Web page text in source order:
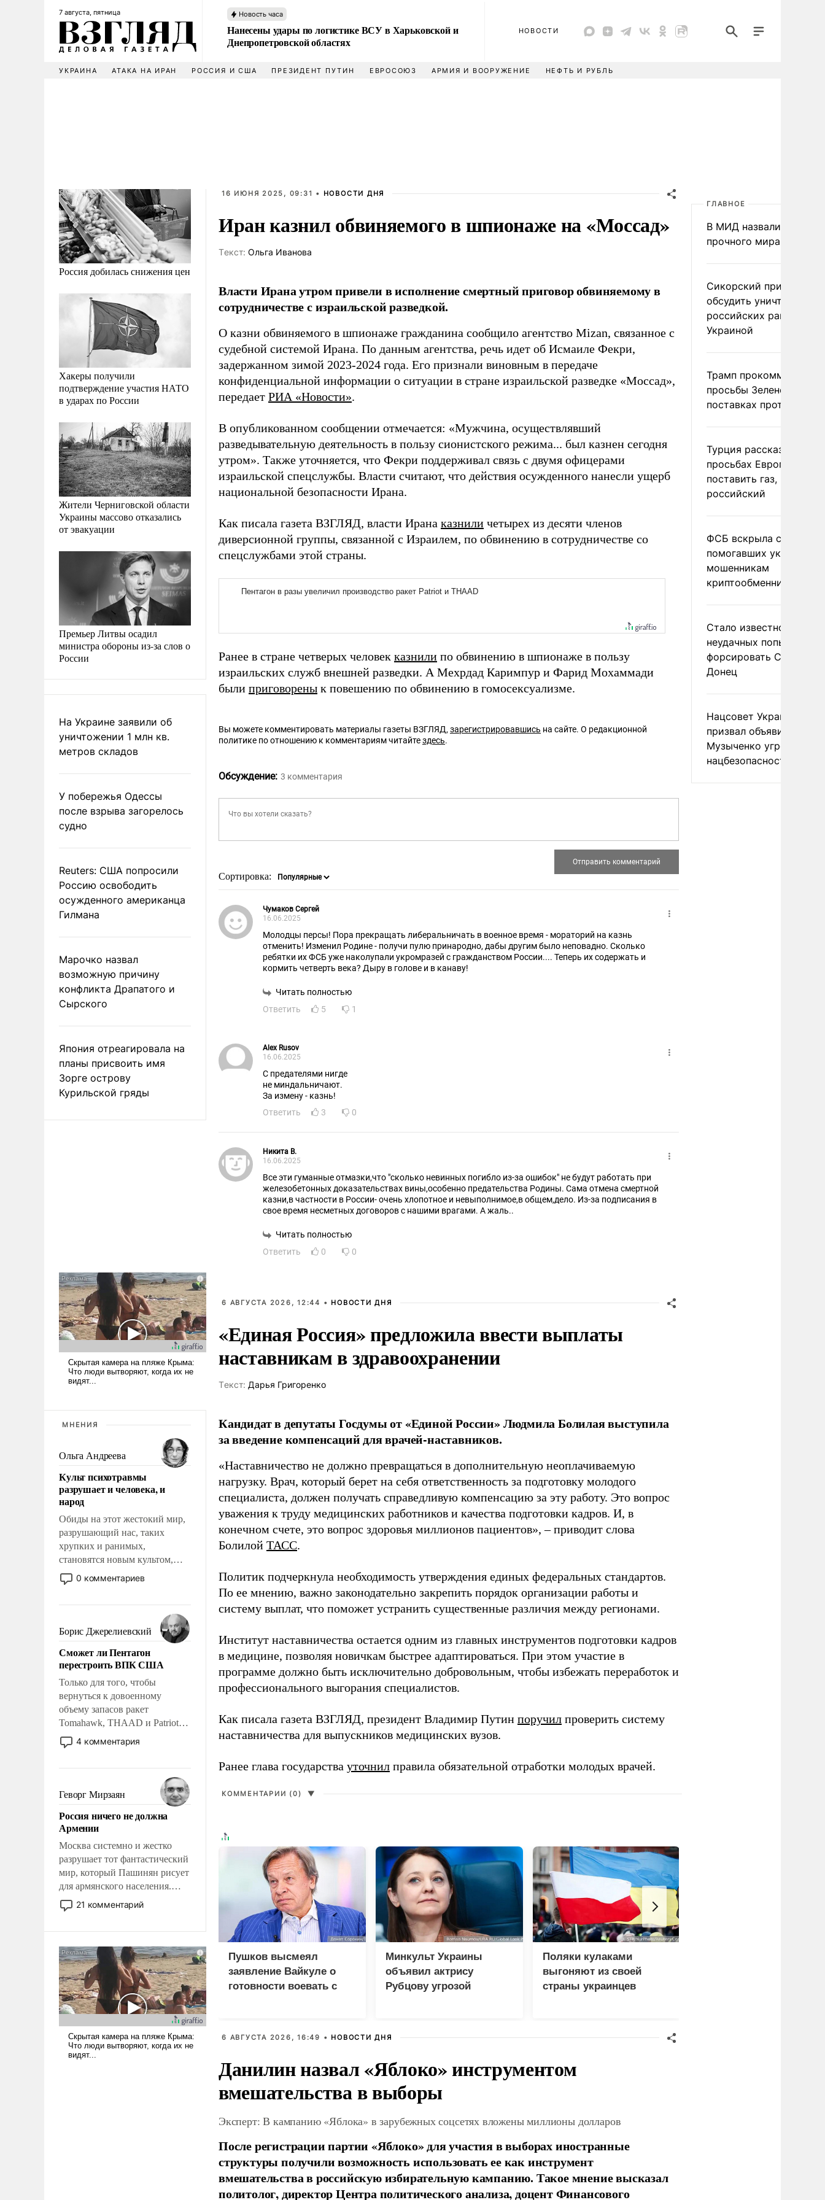
7 августа, пятница Новость часа
Нанесены удары по логистике ВСУ в Харьковской и
Днепропетровской областях
НОВОСТИ
УКРАИНА АТАКА НА ИРАН РОССИЯ И США ПРЕЗИДЕНТ ПУТИН ЕВРОСОЮЗ АРМИЯ И ВООРУЖЕНИЕ НЕФТЬ И РУБЛЬ
Россия добилась снижения цен
Хакеры получили
подтверждение участия НАТО
в ударах по России
Жители Черниговской области
Украины массово отказались
от эвакуации
Премьер Литвы осадил
министра обороны из-за слов о
России
На Украине заявили об
уничтожении 1 млн кв.
метров складов
У побережья Одессы
после взрыва загорелось
судно
Reuters: США попросили
Россию освободить
осужденного американца
Гилмана
Марочко назвал
возможную причину
конфликта Драпатого и
Сырского
Япония отреагировала на
планы присвоить имя
Зорге острову
Курильской гряды
МНЕНИЯ
Ольга Андреева
Культ психотравмы
разрушает и человека, и
народ
Обиды на этот жестокий мир,
разрушающий нас, таких
хрупких и ранимых,
становятся новым культом,
постепенно вытесняя и
отменяя традиционное
мужественным и твердым под
ударами судьбы, брать на себя
ответственность, помогать
слабым, идти вперед и
адаптироваться.
0 комментариев
Борис Джерелиевский
Сможет ли Пентагон
перестроить ВПК США
Только для того, чтобы
вернуться к довоенному
объему запасов ракет
Tomahawk, THAAD и Patriot
США потребуется более трех
лет. Даже небольшая война с
Сложившаяся ситуация
означает многолетний период
уязвимости США, например,
перед Китаем.
4 комментария
Геворг Мирзаян
Россия ничего не должна
Армении
Москва системно и жестко
разрушает тот фантастический
мир, который Пашинян рисует
для армянского населения.
Мир, где политические
прожекты будут безусловно
налогоплательщиков и где
Еревану за свои поступки не
нужно отвечать.
21 комментарий
16 ИЮНЯ 2025, 09:31 • НОВОСТИ ДНЯ
Иран казнил обвиняемого в шпионаже на «Моссад»
Tекст: Ольга Иванова
Власти Ирана утром привели в исполнение смертный приговор обвиняемому в
сотрудничестве с израильской разведкой.
О казни обвиняемого в шпионаже гражданина сообщило агентство Mizan, связанное с
судебной системой Ирана. По данным агентства, речь идет об Исмаиле Фекри,
задержанном зимой 2023-2024 года. Его признали виновным в передаче
конфиденциальной информации о ситуации в стране израильской разведке «Моссад»,
передает РИА «Новости».
В опубликованном сообщении отмечается: «Мужчина, осуществлявший
разведывательную деятельность в пользу сионистского режима... был казнен сегодня
утром». Также уточняется, что Фекри поддерживал связь с двумя офицерами
израильской спецслужбы. Власти считают, что действия осужденного нанесли ущерб
национальной безопасности Ирана.
Как писала газета ВЗГЛЯД, власти Ирана казнили четырех из десяти членов
диверсионной группы, связанной с Израилем, по обвинению в сотрудничестве со
спецслужбами этой страны.
Ранее в стране четверых человек казнили по обвинению в шпионаже в пользу
израильских служб внешней разведки. А Мехрдад Каримпур и Фарид Мохаммади
были приговорены к повешению по обвинению в гомосексуализме.
Вы можете комментировать материалы газеты ВЗГЛЯД, зарегистрировавшись на сайте. О редакционной
политике по отношению к комментариям читайтездесь.
Обсуждение: 3 комментария
Сортировка:
Чумаков Сергей
16.06.2025
Молодцы персы! Пора прекращать либеральничать в военное время - мораторий на казнь
отменить! Изменил Родине - получи пулю принародно, дабы другим было неповадно. Сколько
ребятки их ФСБ уже наколупали укромразей с гражданством России.... Теперь их содержать и
кормить четверть века? Дыру в голове и в канаву!
Читать полностью
Ответить
5 1
Аlex Rusov
16.06.2025
С предателями нигде
не миндальничают.
За измену - казнь!
Ответить
3 0
Никита В.
16.06.2025
Все эти гуманные отмазки,что "сколько невинных погибло из-за ошибок" не будут работать при
железобетонных доказательствах вины,особенно предательства Родины. Сама отмена смертной
казни,в частности в России- очень хлопотное и невыполнимое,в общем,дело. Из-за подписания в
свое время несметных договоров с нашими врагами. А жаль..
Читать полностью
Ответить
0 0
6 АВГУСТА 2026, 12:44 • НОВОСТИ ДНЯ
«Единая Россия» предложила ввести выплаты
наставникам в здравоохранении
Tекст: Дарья Григоренко
Кандидат в депутаты Госдумы от «Единой России» Людмила Болилая выступила
за введение компенсаций для врачей-наставников.
«Наставничество не должно превращаться в дополнительную неоплачиваемую
нагрузку. Врач, который берет на себя ответственность за подготовку молодого
специалиста, должен получать справедливую компенсацию за эту работу. Это вопрос
уважения к труду медицинских работников и качества подготовки кадров. И, в
конечном счете, это вопрос здоровья миллионов пациентов», – приводит слова
Болилой ТАСС.
Политик подчеркнула необходимость утверждения единых федеральных стандартов.
По ее мнению, важно законодательно закрепить порядок организации работы и
систему выплат, что поможет устранить существенные различия между регионами.
Институт наставничества остается одним из главных инструментов подготовки кадров
в медицине, позволяя новичкам быстрее адаптироваться. При этом участие в
программе должно быть исключительно добровольным, чтобы избежать переработок и
профессионального выгорания специалистов.
Как писала газета ВЗГЛЯД, президент Владимир Путин поручил проверить систему
наставничества для выпускников медицинских вузов.
Ранее глава государства уточнил правила обязательной отработки молодых врачей.
КОММЕНТАРИИ (0) ▼
Пушков высмеял
заявление Вайкуле о
готовности воевать с
Минкульт Украины
объявил актрису
Рубцову угрозой
Поляки кулаками
выгоняют из своей
страны украинцев
6 АВГУСТА 2026, 16:49 • НОВОСТИ ДНЯ
Данилин назвал «Яблоко» инструментом
вмешательства в выборы
Эксперт: В кампанию «Яблока» в зарубежных соцсетях вложены миллионы долларов
После регистрации партии «Яблоко» для участия в выборах иностранные
структуры получили возможность использовать ее как инструмент
вмешательства в российскую избирательную кампанию. Такое мнение высказал
политолог, директор Центра политического анализа, доцент Финансового
ГЛАВНОЕ
В МИД назвали условия
прочного мира на
Сикорский призвал
обсудить уничтожение
российских ракет над
Украиной
Трамп
просьбы Зеленского о
поставках
Турция рассказала о
просьбах Европы
поставить газ, но не
российский
ФСБ вскрыла сеть
помогавших
мошенникам
криптообменников
Стало известно о
неудачных попытках
форсировать
Донец
Нацсовет Украины по
призвал объявить
Музыченко угрозой
нацбезопасности